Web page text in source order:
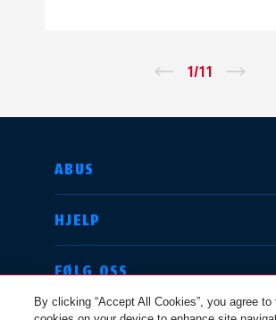
1/11
ABUS
HJELP
FØLG OSS
VELG LAND
Deutschland
By clicking “Accept All Cookies”, you agree